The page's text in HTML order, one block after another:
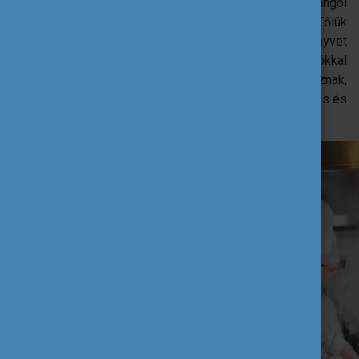
oktatóként szakácsokat, pincéreket és cukrászokat. Tőlük
jött a főzés, étkezés téma ötlete. Az órákon nem könyvet
használunk, hanem Quizlet -tel, kártyákkal, szituációkkal
tesszük a tanulást élvezetessé. A diákjaink már dolgoznak,
csak minden második héten járnak iskolába. Gyakorlatias és